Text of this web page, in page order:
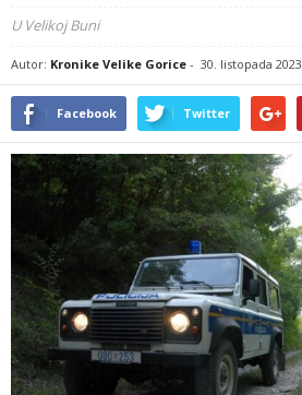
U Velikoj Buni
Autor: Kronike Velike Gorice - 30. listopada 2023
Facebook Twitter